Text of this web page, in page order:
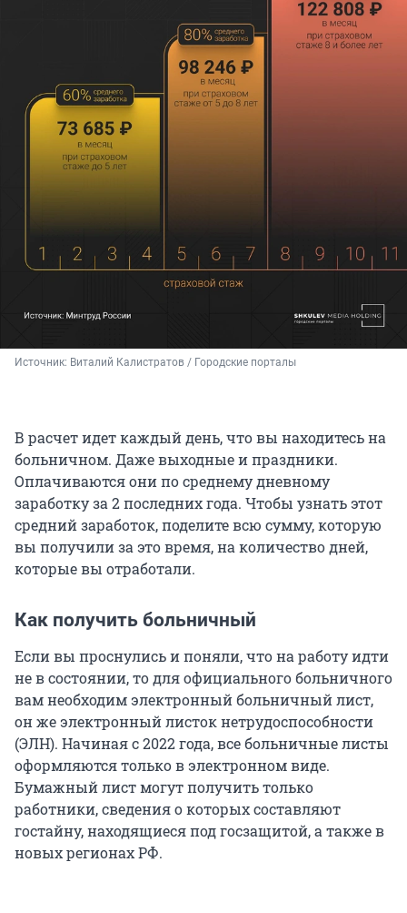
Источник: Виталий Калистратов / Городские порталы
В расчет идет каждый день, что вы находитесь на
больничном. Даже выходные и праздники.
Оплачиваются они по среднему дневному
заработку за 2 последних года. Чтобы узнать этот
средний заработок, поделите всю сумму, которую
вы получили за это время, на количество дней,
которые вы отработали.
Как получить больничный
Если вы проснулись и поняли, что на работу идти
не в состоянии, то для официального больничного
вам необходим электронный больничный лист,
он же электронный листок нетрудоспособности
(ЭЛН). Начиная с 2022 года, все больничные листы
оформляются только в электронном виде.
Бумажный лист могут получить только
работники, сведения о которых составляют
гостайну, находящиеся под госзащитой, а также в
новых регионах РФ.